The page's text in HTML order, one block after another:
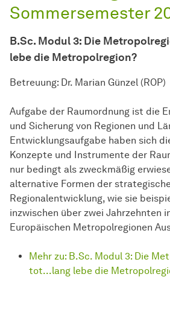
Sommersemester
B.Sc. Modul 3: Die
lebe die Metropolregion?
Betreuung: Dr. Marian Günzel (ROP)
Aufgabe der Raumordnung ist die
und Sicherung von Regionen und
Entwicklungsaufgabe haben sich
Konzepte und Instrumente der
nur bedingt als zweckmäßig
alternative Formen der
Regionalentwicklung, wie sie
inzwischen über zwei Jahrzehnten
Europäischen Metropolregionen
Mehr zu: B.Sc. Modul 3: Die
tot...lang lebe die